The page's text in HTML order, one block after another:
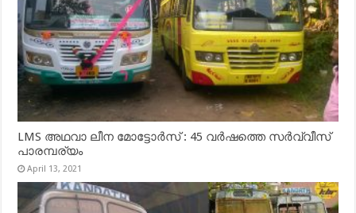
LMS അഥവാ ലീന മോട്ടോർസ് : 45 വർഷത്തെ സർവ്വീസ്
പാരമ്പര്യം
April 13, 2021